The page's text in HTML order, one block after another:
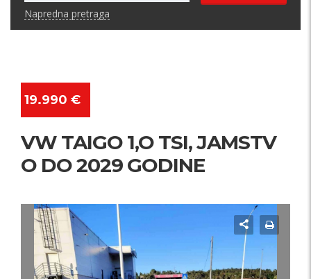
Napredna pretraga
19.990 €
VW TAIGO 1,O TSI, JAMSTV
O DO 2029 GODINE